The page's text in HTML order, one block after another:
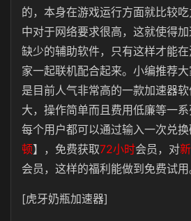
的，本身在游戏运行方面就比较
中对于网络要求很高，这就使得
缺少的辅助软件，只有这样才能
家一起联机配合起来。小编推荐
是目前人气非常高的一款加速器
大，操作简单而且费用低廉等一
每个用户都可以通过输入一次兑
顿】，免费获取72小时会员，对
会员，这样的福利能做到免费试用
[虎牙奶瓶加速器]